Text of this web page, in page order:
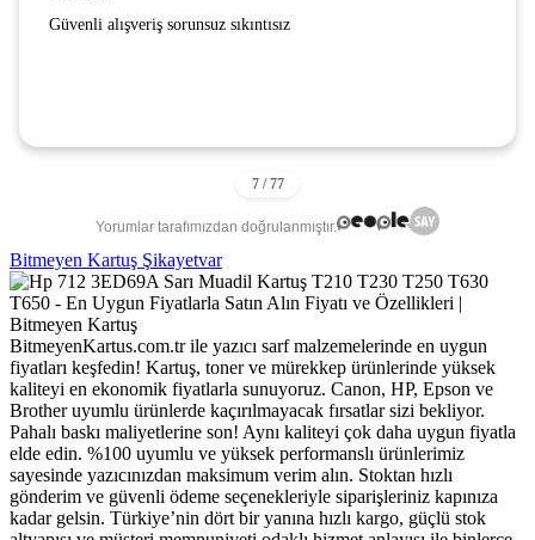
Güvenli alışveriş sorunsuz sıkıntısız
Yorumlar tarafımızdan doğrulanmıştır.
Bitmeyen Kartuş Şikayetvar
BitmeyenKartus.com.tr ile yazıcı sarf malzemelerinde en uygun
fiyatları keşfedin! Kartuş, toner ve mürekkep ürünlerinde yüksek
kaliteyi en ekonomik fiyatlarla sunuyoruz. Canon, HP, Epson ve
Brother uyumlu ürünlerde kaçırılmayacak fırsatlar sizi bekliyor.
Pahalı baskı maliyetlerine son! Aynı kaliteyi çok daha uygun fiyatla
elde edin. %100 uyumlu ve yüksek performanslı ürünlerimiz
sayesinde yazıcınızdan maksimum verim alın. Stoktan hızlı
gönderim ve güvenli ödeme seçenekleriyle siparişleriniz kapınıza
kadar gelsin. Türkiye’nin dört bir yanına hızlı kargo, güçlü stok